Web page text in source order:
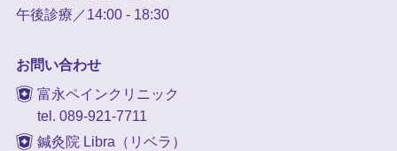
午後診療／14:00 - 18:30
お問い合わせ
富永ペインクリニック
tel. 089-921-7711
鍼灸院 Libra（リベラ）